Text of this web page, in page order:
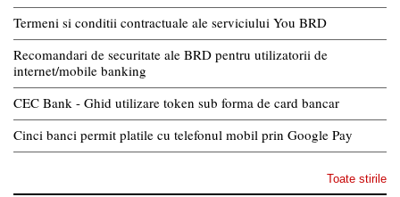
Termeni si conditii contractuale ale serviciului You BRD
Recomandari de securitate ale BRD pentru utilizatorii de
internet/mobile banking
CEC Bank - Ghid utilizare token sub forma de card bancar
Cinci banci permit platile cu telefonul mobil prin Google Pay
Toate stirile